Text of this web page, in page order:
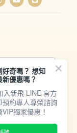
奇嗎？ 想知
優惠嗎？
入新飛 LINE 官方
預約專人尊榮諮詢
獨家優惠！